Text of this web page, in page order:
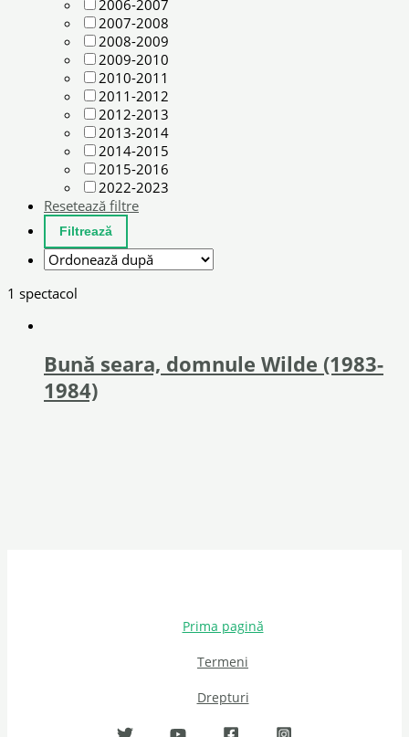
2006-2007
2007-2008
2008-2009
2009-2010
2010-2011
2011-2012
2012-2013
2013-2014
2014-2015
2015-2016
2022-2023
Resetează filtre
1 spectacol
Bună seara, domnule Wilde (1983-
1984)
Prima pagină
Termeni
Drepturi